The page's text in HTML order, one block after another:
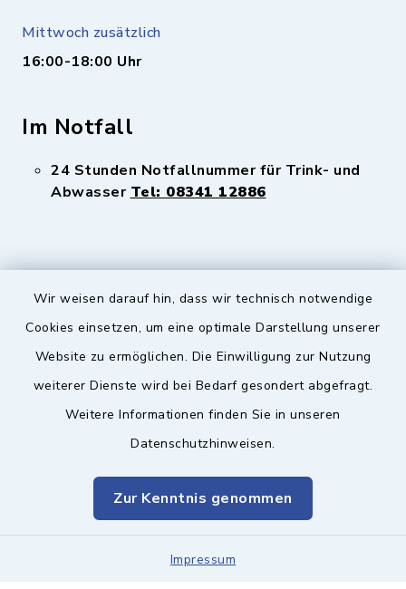
Wir weisen darauf hin, dass wir technisch notwendige
Cookies einsetzen, um eine optimale Darstellung unserer
Website zu ermöglichen. Die Einwilligung zur Nutzung
weiterer Dienste wird bei Bedarf gesondert abgefragt.
Weitere Informationen finden Sie in unseren
Datenschutzhinweisen.
Zur Kenntnis genommen
Impressum
Mittwoch zusätzlich
16:00-18:00 Uhr
Im Notfall
24 Stunden Notfallnummer für Trink- und
Abwasser Tel: 08341 12886
Sicherer Kontakt
Datenschutz
Sitemap
Leitweg-ID & Rechnungsadressen